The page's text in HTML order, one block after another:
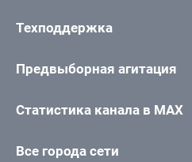
Техподдержка
Предвыборная агитация
Статистика канала в MAX
Все города сети